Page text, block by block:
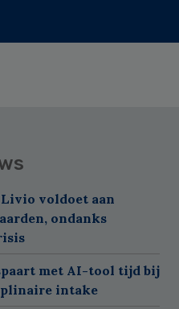
voldoet aan
ondanks
met AI-tool tijd bij
intake